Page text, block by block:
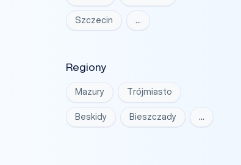
Szczecin …
Regiony
Mazury Trójmiasto
Beskidy Bieszczady …